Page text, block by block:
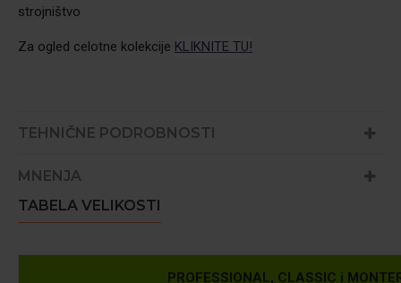
strojništvo
Za ogled celotne kolekcije KLIKNITE TU!
TEHNIČNE PODROBNOSTI
MNENJA
TABELA VELIKOSTI
PROFESSIONAL, CLASSIC i